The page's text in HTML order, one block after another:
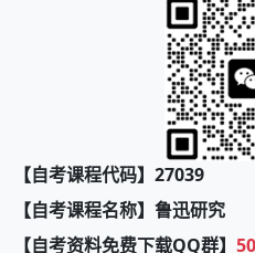
【自考课程代码】27039
【自考课程名称】鲁迅研究
【自考资料免费下载QQ群】